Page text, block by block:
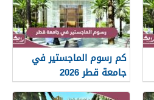
كم رسوم الماجستير في
جامعة قطر 2026